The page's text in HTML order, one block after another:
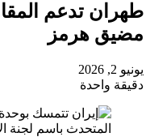
طهران تدعم
مضيق هرمز
يونيو 2, 2026
دقيقة واحدة
المتحدث باسم لجنة